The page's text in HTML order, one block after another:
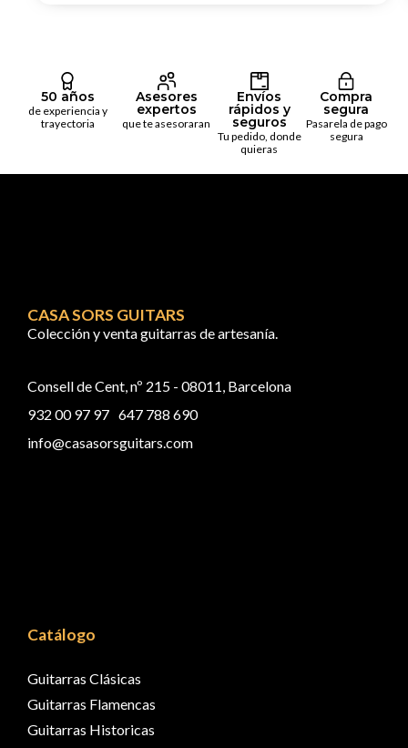
50 años
de experiencia y
trayectoria
Asesores
expertos
que te asesoraran
Envíos
rápidos y
seguros
Tu pedido, donde
quieras
Compra
segura
Pasarela de pago
segura
CASA SORS GUITARS
Colección y venta guitarras de artesanía.
Consell de Cent, nº 215 - 08011, Barcelona
932 00 97 97 647 788 690
info@casasorsguitars.com
Catálogo
Guitarras Clásicas
Guitarras Flamencas
Guitarras Historicas